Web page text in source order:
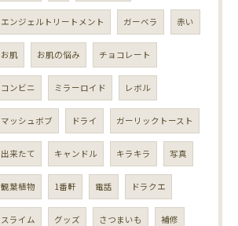
エンジェルトリートメント ガーベラ 赤い
お肌 お肌の悩み チョコレート
コンビニ ミラーロイド レボル
マッシュボブ ドライ ガーリックトースト
出来たて キャンドル キラキラ 写真
観葉植物 1番軒 電話 ドラクエ
スライム グッズ さつまいも 補修